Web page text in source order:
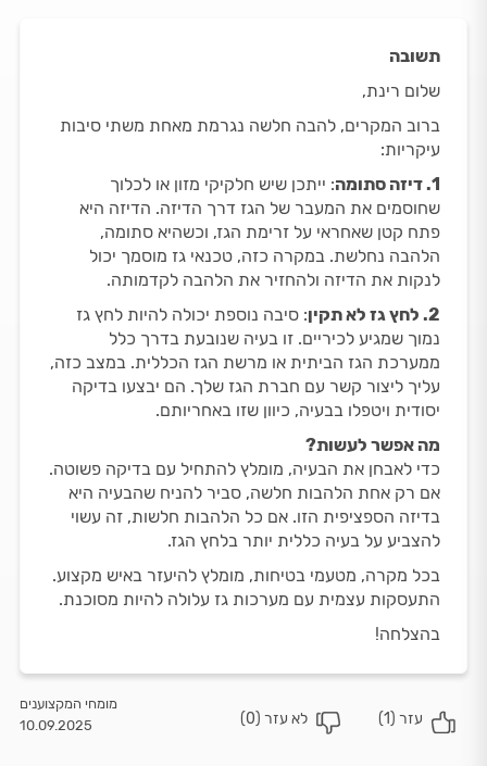
תשובה
שלום רינת,
ברוב המקרים, להבה חלשה נגרמת מאחת משתי סיבות
עיקריות:
1. דיזה סתומה
: ייתכן שיש חלקיקי מזון או לכלוך
שחוסמים את המעבר של הגז דרך הדיזה. הדיזה היא
פתח קטן שאחראי על זרימת הגז, וכשהיא סתומה,
הלהבה נחלשת. במקרה כזה, טכנאי גז מוסמך יכול
לנקות את הדיזה ולהחזיר את הלהבה לקדמותה.
2. לחץ גז לא תקין
: סיבה נוספת יכולה להיות לחץ גז
נמוך שמגיע לכיריים. זו בעיה שנובעת בדרך כלל
ממערכת הגז הביתית או מרשת הגז הכללית. במצב כזה,
עליך ליצור קשר עם חברת הגז שלך. הם יבצעו בדיקה
יסודית ויטפלו בבעיה, כיוון שזו באחריותם.
מה אפשר לעשות?
כדי לאבחן את הבעיה, מומלץ להתחיל עם בדיקה פשוטה.
אם רק אחת הלהבות חלשה, סביר להניח שהבעיה היא
בדיזה הספציפית הזו. אם כל הלהבות חלשות, זה עשוי
להצביע על בעיה כללית יותר בלחץ הגז.
בכל מקרה, מטעמי בטיחות, מומלץ להיעזר באיש מקצוע.
התעסקות עצמית עם מערכות גז עלולה להיות מסוכנת.
בהצלחה!
1
)
0
)
מומחי המקצוענים
10.09.2025